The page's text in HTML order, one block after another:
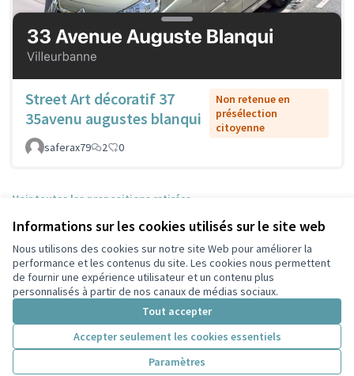
Informations sur les cookies utilisés sur le site web
Nous utilisons des cookies sur notre site Web pour améliorer la
performance et les contenus du site. Les cookies nous permettent
de fournir une expérience utilisateur et un contenu plus
personnalisés à partir de nos canaux de médias sociaux.
Tout accepter
Accepter seulement les cookies essentiels
Paramètres
Street Art décoratif 37
35avenu augustes blanqui
Non retenue en
présélection
citoyenne
saferax79
2 0
Voir toutes les propositions retirées
Conditions d'utilisation
Paramètres des cookies
Participez Villeurbanne sur X
(Lien externe)
Participez Villeurbanne sur Facebook
Participez Villeurbanne sur Instagram
Participez Villeurbanne sur YouTube
(Lien externe)
Site réalisé grâce aulogiciel libre Decidim .
Licence
(Lien